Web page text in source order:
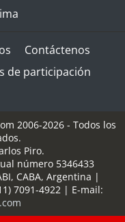
Contáctenos
de participación
2006-2026 - Todos los
Piro.
número 5346433
, CABA, Argentina |
7091-4922 | E-mail: